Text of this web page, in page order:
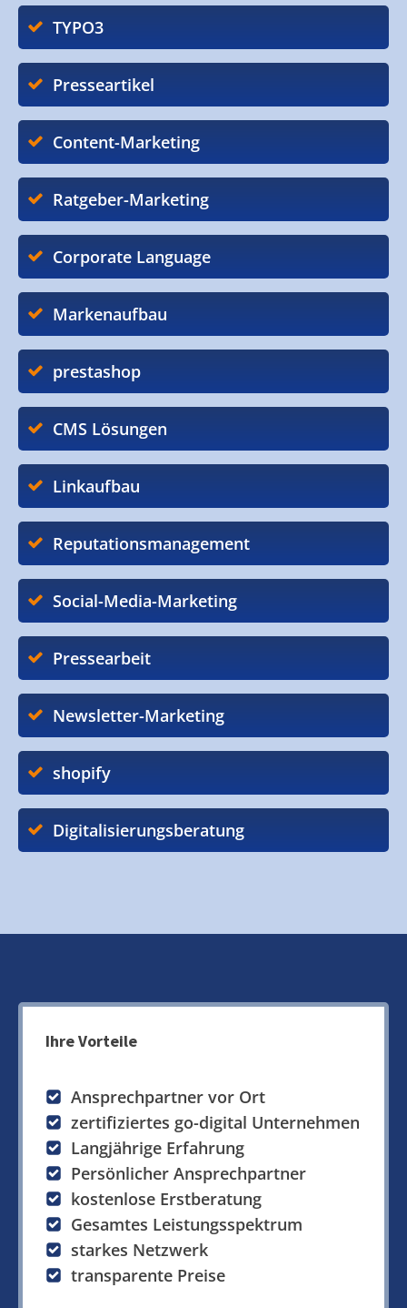
TYPO3
Presseartikel
Content-Marketing
Ratgeber-Marketing
Corporate Language
Markenaufbau
prestashop
CMS Lösungen
Linkaufbau
Reputationsmanagement
Social-Media-Marketing
Pressearbeit
Newsletter-Marketing
shopify
Digitalisierungsberatung
Ihre Vorteile
Ansprechpartner vor Ort
zertifiziertes go-digital Unternehmen
Langjährige Erfahrung
Persönlicher Ansprechpartner
kostenlose Erstberatung
Gesamtes Leistungsspektrum
starkes Netzwerk
transparente Preise